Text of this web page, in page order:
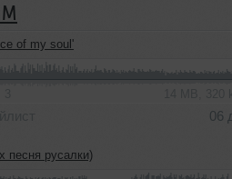
of my soul'
06
песня русалки)